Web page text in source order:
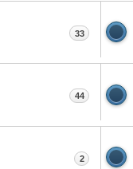
33
44
2